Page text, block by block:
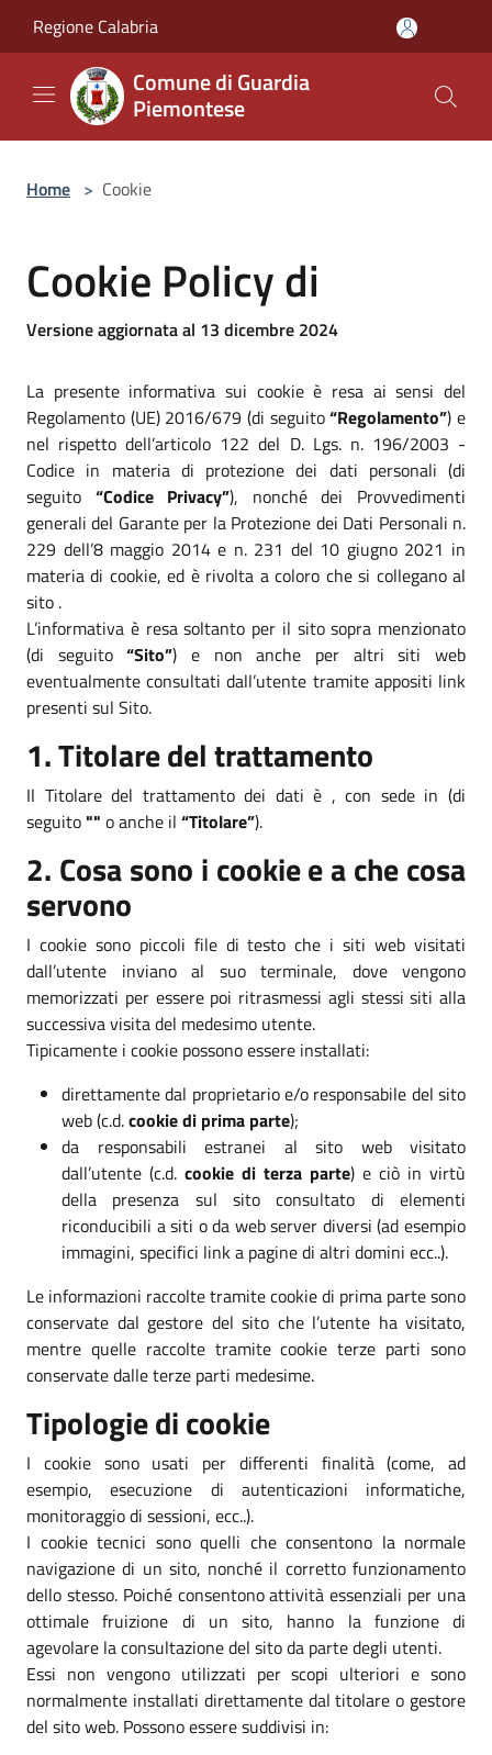
Regione Calabria
Comune di Guardia
Piemontese
Home > Cookie
Cookie Policy di
Versione aggiornata al 13 dicembre 2024
La presente informativa sui cookie è resa ai sensi del
Regolamento (UE) 2016/679 (di seguito“Regolamento”) e
nel rispetto dell’articolo 122 del D. Lgs. n. 196/2003 -
Codice in materia di protezione dei dati personali (di
seguito “Codice Privacy”), nonché dei Provvedimenti
generali del Garante per la Protezione dei Dati Personali n.
229 dell’8 maggio 2014 e n. 231 del 10 giugno 2021 in
materia di cookie, ed è rivolta a coloro che si collegano al
sito .
L’informativa è resa soltanto per il sito sopra menzionato
(di seguito“Sito”) e non anche per altri siti web
eventualmente consultati dall’utente tramite appositi link
presenti sul Sito.
1. Titolare del trattamento
Il Titolare del trattamento dei dati è , con sede in (di
seguito"" o anche il “Titolare”).
2. Cosa sono i cookie e a che cosa
servono
I cookie sono piccoli file di testo che i siti web visitati
dall’utente inviano al suo terminale, dove vengono
memorizzati per essere poi ritrasmessi agli stessi siti alla
successiva visita del medesimo utente.
Tipicamente i cookie possono essere installati:
direttamente dal proprietario e/o responsabile del sito
web (c.d.cookie di prima parte);
da responsabili estranei al sito web visitato
dall’utente (c.d. cookie di terza parte) e ciò in virtù
della presenza sul sito consultato di elementi
riconducibili a siti o da web server diversi (ad esempio
immagini, specifici link a pagine di altri domini ecc..).
Le informazioni raccolte tramite cookie di prima parte sono
conservate dal gestore del sito che l’utente ha visitato,
mentre quelle raccolte tramite cookie terze parti sono
conservate dalle terze parti medesime.
Tipologie di cookie
I cookie sono usati per differenti finalità (come, ad
esempio, esecuzione di autenticazioni informatiche,
monitoraggio di sessioni, ecc..).
I cookie tecnici sono quelli che consentono la normale
navigazione di un sito, nonché il corretto funzionamento
dello stesso. Poiché consentono attività essenziali per una
ottimale fruizione di un sito, hanno la funzione di
agevolare la consultazione del sito da parte degli utenti.
Essi non vengono utilizzati per scopi ulteriori e sono
normalmente installati direttamente dal titolare o gestore
del sito web. Possono essere suddivisi in: